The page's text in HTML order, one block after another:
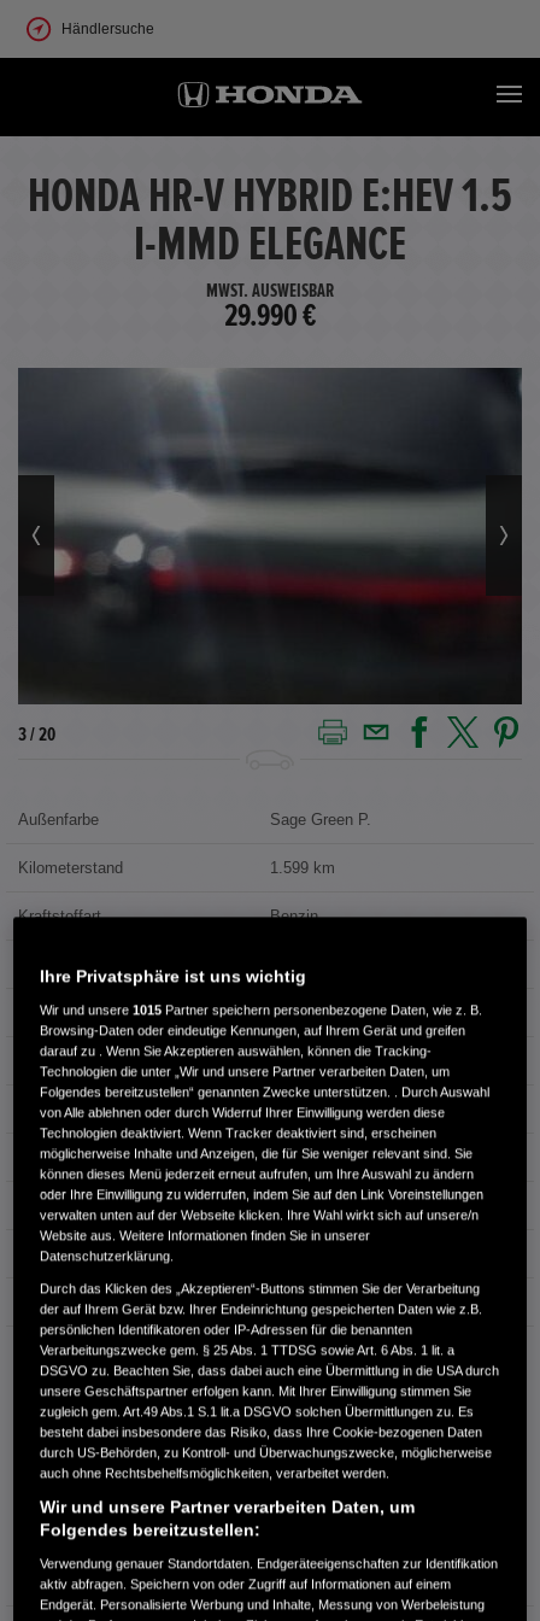
Händlersuche
HONDA HR-V HYBRID E:HEV 1.5
I-MMD ELEGANCE
MWST. AUSWEISBAR
29.990 €
3 / 20
Außenfarbe Sage Green P.
Kilometerstand 1.599 km
Kraftstoffart Benzin
Türen 5
Leistung 79 kW / 107 PS
Hubraum 1.498 cm³
Erstzulassung 06.2026
Bauart SUV
Energieverbrauch kombiniert:
CO₂-Emissionen kombiniert: 122 g/km
CO₂-Klasse: D
Energieverbrauch und die CO₂-
Emissionen des neuen PKW
Ihre Privatsphäre ist uns wichtig
Wir und unsere1015 Partner speichern personenbezogene Daten, wie z. B.
Browsing-Daten oder eindeutige Kennungen, auf Ihrem Gerät und greifen
darauf zu . Wenn Sie Akzeptieren auswählen, können die Tracking-
Technologien die unter „Wir und unsere Partner verarbeiten Daten, um
Folgendes bereitzustellen“ genannten Zwecke unterstützen. . Durch Auswahl
von Alle ablehnen oder durch Widerruf Ihrer Einwilligung werden diese
Technologien deaktiviert. Wenn Tracker deaktiviert sind, erscheinen
möglicherweise Inhalte und Anzeigen, die für Sie weniger relevant sind. Sie
können dieses Menü jederzeit erneut aufrufen, um Ihre Auswahl zu ändern
oder Ihre Einwilligung zu widerrufen, indem Sie auf den Link Voreinstellungen
verwalten unten auf der Webseite klicken. Ihre Wahl wirkt sich auf unsere/n
Website aus. Weitere Informationen finden Sie in unserer
Datenschutzerklärung.
Durch das Klicken des „Akzeptieren“-Buttons stimmen Sie der Verarbeitung
der auf Ihrem Gerät bzw. Ihrer Endeinrichtung gespeicherten Daten wie z.B.
persönlichen Identifikatoren oder IP-Adressen für die benannten
Verarbeitungszwecke gem. § 25 Abs. 1 TTDSG sowie Art. 6 Abs. 1 lit. a
DSGVO zu. Beachten Sie, dass dabei auch eine Übermittlung in die USA durch
unsere Geschäftspartner erfolgen kann. Mit Ihrer Einwilligung stimmen Sie
zugleich gem. Art.49 Abs.1 S.1 lit.a DSGVO solchen Übermittlungen zu. Es
besteht dabei insbesondere das Risiko, dass Ihre Cookie-bezogenen Daten
durch US-Behörden, zu Kontroll- und Überwachungszwecke, möglicherweise
auch ohne Rechtsbehelfsmöglichkeiten, verarbeitet werden.
Wir und unsere Partner verarbeiten Daten, um
Folgendes bereitzustellen:
Verwendung genauer Standortdaten. Endgeräteeigenschaften zur Identifikation
aktiv abfragen. Speichern von oder Zugriff auf Informationen auf einem
Endgerät. Personalisierte Werbung und Inhalte, Messung von Werbeleistung